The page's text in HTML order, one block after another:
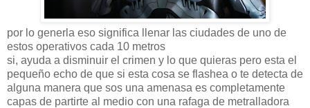
por lo generla eso significa llenar las ciudades de uno de
estos operativos cada 10 metros
si, ayuda a disminuir el crimen y lo que quieras pero esta el
pequeño echo de que si esta cosa se flashea o te detecta de
alguna manera que sos una amenasa es completamente
capas de partirte al medio con una rafaga de metralladora